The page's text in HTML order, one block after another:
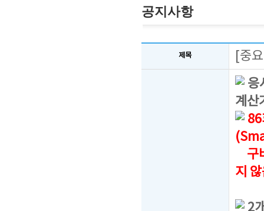
공지사항
제목
[중
응
계산
86
구
지
2